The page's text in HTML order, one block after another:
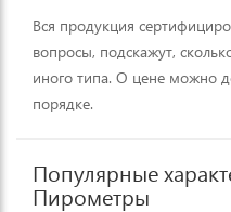
Вся продукция
вопросы, подскажут,
иного типа. О цене можно
порядке.
Популярные
Пирометры